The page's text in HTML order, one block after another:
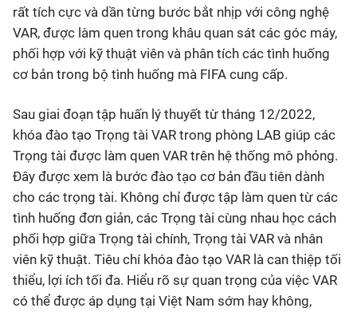
rất tích cực và dần từng bước bắt nhịp với công nghệ
VAR, được làm quen trong khâu quan sát các góc máy,
phối hợp với kỹ thuật viên và phân tích các tình huống
cơ bản trong bộ tình huống mà FIFA cung cấp.
Sau giai đoạn tập huấn lý thuyết từ tháng 12/2022,
khóa đào tạo Trọng tài VAR trong phòng LAB giúp các
Trọng tài được làm quen VAR trên hệ thống mô phỏng.
Đây được xem là bước đào tạo cơ bản đầu tiên dành
cho các trọng tài. Không chỉ được tập làm quen từ các
tình huống đơn giản, các Trọng tài cùng nhau học cách
phối hợp giữa Trọng tài chính, Trọng tài VAR và nhân
viên kỹ thuật. Tiêu chí khóa đào tạo VAR là can thiệp tối
thiểu, lợi ích tối đa. Hiểu rõ sự quan trọng của việc VAR
có thể được áp dụng tại Việt Nam sớm hay không,